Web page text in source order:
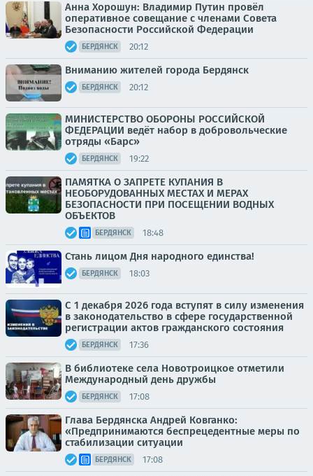
Анна Хорошун: Владимир Путин провёл
оперативное совещание с членами Совета
Безопасности Российской Федерации
БЕРДЯНСК 20:12
Вниманию жителей города Бердянск
БЕРДЯНСК 20:12
МИНИСТЕРСТВО ОБОРОНЫ РОССИЙСКОЙ
ФЕДЕРАЦИИ ведёт набор в добровольческие
отряды «Барс»
БЕРДЯНСК 19:22
ПАМЯТКА О ЗАПРЕТЕ КУПАНИЯ В
НЕОБОРУДОВАННЫХ МЕСТАХ И МЕРАХ
БЕЗОПАСНОСТИ ПРИ ПОСЕЩЕНИИ ВОДНЫХ
ОБЪЕКТОВ
БЕРДЯНСК 18:48
Стань лицом Дня народного единства!
БЕРДЯНСК 18:03
С 1 декабря 2026 года вступят в силу изменения
в законодательство в сфере государственной
регистрации актов гражданского состояния
БЕРДЯНСК 17:36
В библиотеке села Новотроицкое отметили
Международный день дружбы
БЕРДЯНСК 17:08
Глава Бердянска Андрей Ковганко:
«Предпринимаются беспрецедентные меры по
стабилизации ситуации
БЕРДЯНСК 17:08